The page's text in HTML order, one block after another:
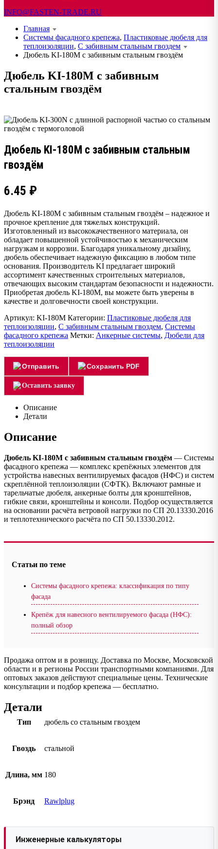
INFO@FASTEN-TRADE.RU
Главная
Системы фасадного крепежа, Пластиковые дюбеля для
теплоизоляции, С забивным стальным гвоздем
Дюбель KI-180М с забивным стальным гвоздём
Дюбель KI-180М с забивным
стальным гвоздём
Дюбель KI-180М с забивным стальным
гвоздём
6.45 ₽
Дюбель KI-180М с забивным стальным гвоздём – надежное и
прочное крепление для тяжелых конструкций.
Изготовленный из высококачественного материала, он
обладает повышенной устойчивостью к механическим
нагрузкам и коррозии. Благодаря уникальному дизайну,
дюбель обеспечивает надежную фиксацию в любом типе
основания. Производитель KI предлагает широкий
ассортимент качественных строительных материалов,
отвечающих высоким стандартам безопасности и надежности.
Приобретая дюбель KI-180М, вы можете быть уверены в
качестве и долговечности своей конструкции.
Артикул: KI-180M Категории: Пластиковые дюбеля для
теплоизоляции, С забивным стальным гвоздем, Системы
фасадного крепежа Метки: Анкерные системы, Дюбели для
теплоизоляции
Отправить Сохранить PDF
Оставить заявку
Описание
Детали
Описание
Дюбель KI-180М с забивным стальным гвоздём — Системы
фасадного крепежа — комплекс крепёжных элементов для
устройства навесных вентилируемых фасадов (НФС) и систем
скреплённой теплоизоляции (СФТК). Включают рамные и
тарельчатые дюбеля, анкерные болты для кронштейнов,
гибкие связи, кронштейны и консоли. Подбор осуществляется
на основании расчёта ветровой нагрузки по СП 20.13330.2016
и теплотехнического расчёта по СП 50.13330.2012.
Статьи по теме
Системы фасадного крепежа: классификация по типу
фасада
Крепёж для навесного вентилируемого фасада (НФС):
полный обзор
Продажа оптом и в розницу. Доставка по Москве, Московской
области и в регионы России транспортными компаниями. Для
оптовых заказов действуют специальные цены. Технические
консультации и подбор крепежа — бесплатно.
Детали
Тип дюбель со стальным гвоздем
Гвоздь стальной
Длина, мм 180
Брэнд Rawlplug
Инженерные калькуляторы